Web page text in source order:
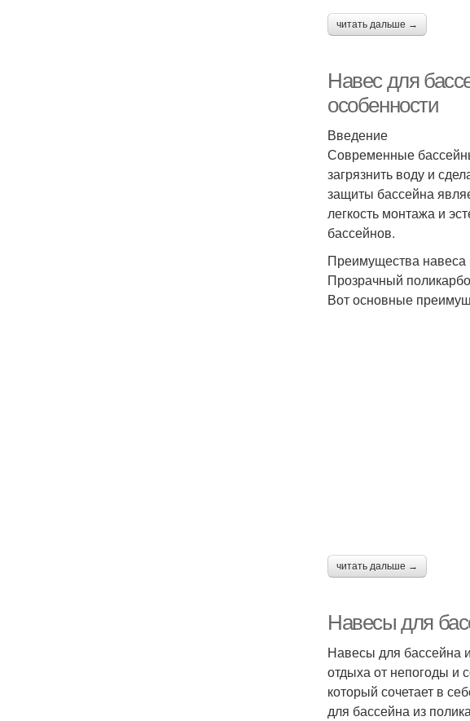
читать дальше →
Навес для
особенности
Введение
Современные
загрязнить воду и
защиты бассейна
легкость монтажа и
бассейнов.
Преимущества навеса
Прозрачный
Вот основные
читать дальше →
Навесы для
Навесы для бассейна
отдыха от непогоды и
который сочетает в
для бассейна из